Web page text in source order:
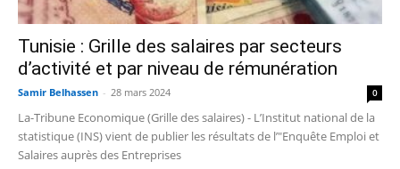
Tunisie : Grille des salaires par secteurs
d’activité et par niveau de rémunération
Samir Belhassen - 28 mars 2024 0
La-Tribune Economique (Grille des salaires) - L’Institut national de la
statistique (INS) vient de publier les résultats de l’"Enquête Emploi et
Salaires auprès des Entreprises